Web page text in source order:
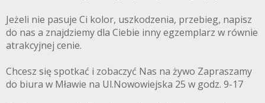
Jeżeli nie pasuje Ci kolor, uszkodzenia, przebieg, napisz
do nas a znajdziemy dla Ciebie inny egzemplarz w równie
atrakcyjnej cenie.
Chcesz się spotkać i zobaczyć Nas na żywo Zapraszamy
do biura w Mławie na Ul.Nowowiejska 25 w godz. 9-17